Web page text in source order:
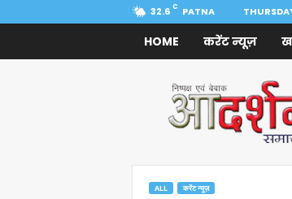
32.6 C PATNA
HOME करेंट न्यूज़
Samachar
ALL करेंट न्यूज़